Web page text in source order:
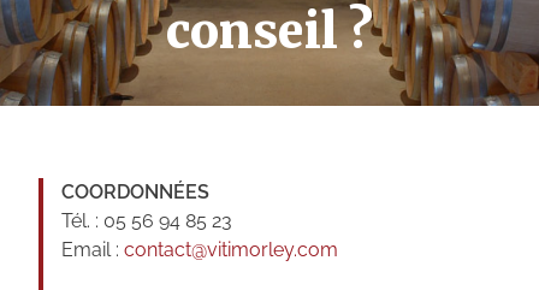
conseil ?
COORDONNÉES
Tél. : 05 56 94 85 23
Email :contact@vitimorley.com